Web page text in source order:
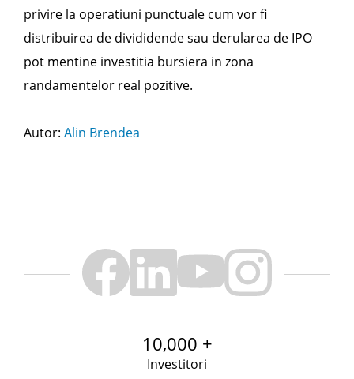
privire la operatiuni punctuale cum vor fi
distribuirea de divididende sau derularea de IPO
pot mentine investitia bursiera in zona
randamentelor real pozitive.
Autor: Alin Brendea
10,000 +
Investitori